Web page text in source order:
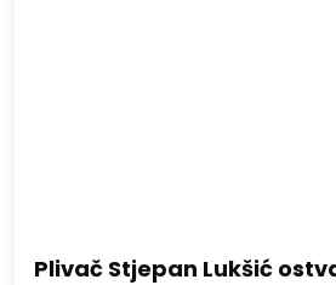
Plivač Stjepan Lukšić